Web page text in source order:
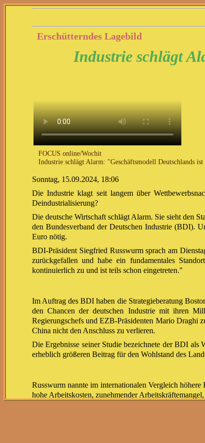
Erschütterndes Lagebild
Industrie schlägt
FOCUS online/Wochit
Industrie schlägt Alarm: "Geschäftsmodell Deutschlands
Sonntag, 15.09.2024, 18:06
Die Industrie klagt seit langem über
Deindustrialisierung?
Die deutsche Wirtschaft schlägt Alarm. Sie sieht den
den Bundesverband der Deutschen Industrie (BDI).
Euro nötig.
BDI-Präsident Siegfried Russwurm sprach am
zurückgefallen und habe ein fundamentales
kontinuierlich zu und ist teils schon eingetreten."
Im Auftrag des BDI haben die Strategieberatung
den Chancen der deutschen Industrie mit ihren
Regierungschefs und EZB-Präsidenten Mario Draghi
China nicht den Anschluss zu verlieren.
Die Ergebnisse seiner Studie bezeichnete der BDI
erheblich größeren Beitrag für den Wohlstand des
Russwurm nannte im internationalen Vergleich
hohe Arbeitskosten, zunehmender